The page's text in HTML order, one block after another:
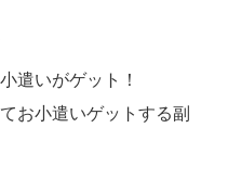
遣いがゲット！
お小遣いゲットする副